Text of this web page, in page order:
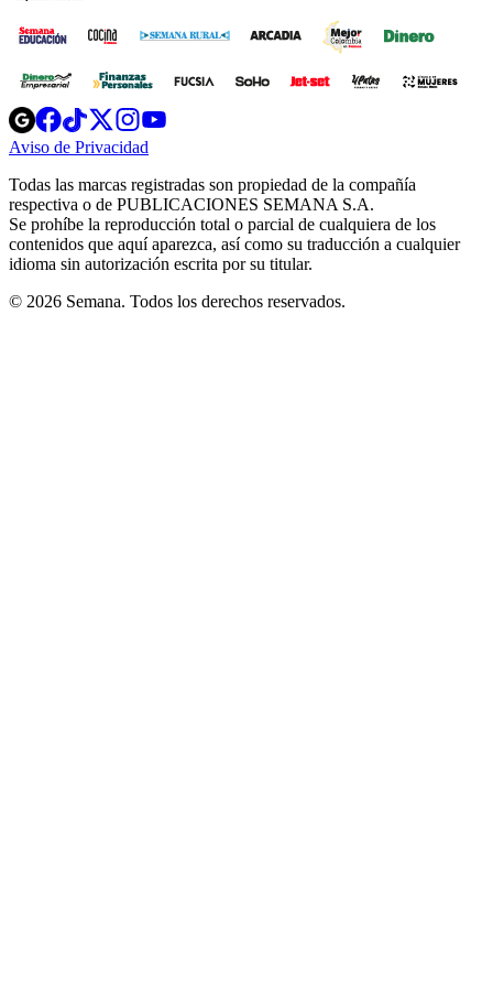
Opens
in
new
Opens
in
new
Opens
in
new
window
Opens
new
windowwindow
Aviso de Privacidad
new
window
Todas las marcas registradas son propiedad de la compañía
respectiva o de PUBLICACIONES SEMANA S.A.
Se prohíbe la reproducción total o parcial de cualquiera de los
contenidos que aquí aparezca, así como su traducción a cualquier
idioma sin autorización escrita por su titular.
© 2026 Semana. Todos los derechos reservados.